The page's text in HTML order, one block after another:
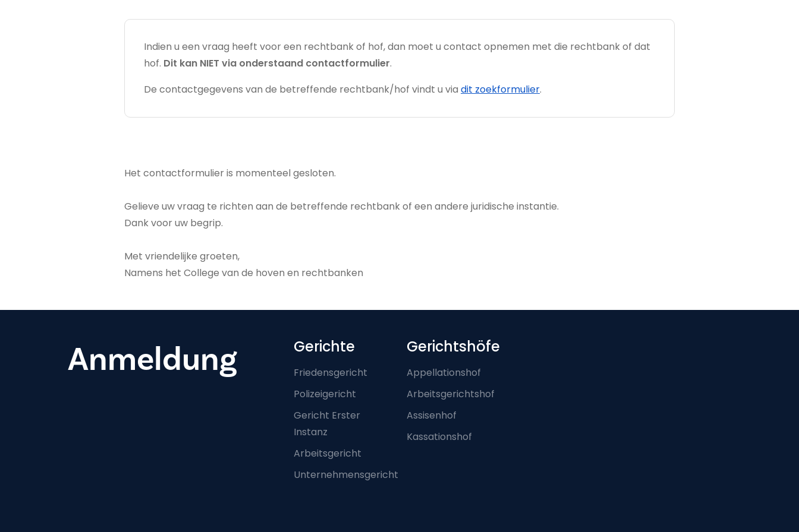
Indien u een vraag heeft voor een rechtbank of hof, dan moet u contact opnemen met die rechtbank of dat
hof. Dit kan NIET via onderstaand contactformulier.
De contactgegevens van de betreffende rechtbank/hof vindt u via dit zoekformulier.
Statusmeldung
Het contactformulier is momenteel gesloten.
Gelieve uw vraag te richten aan de betreffende rechtbank of een andere juridische instantie.
Dank voor uw begrip.
Met vriendelijke groeten,
Namens het College van de hoven en rechtbanken
Anmeldung Footer-menu
Gerichte
Friedensgericht
Polizeigericht
Gericht Erster
Instanz
Arbeitsgericht
Unternehmensgericht
Gerichtshöfe
Appellationshof
Arbeitsgerichtshof
Assisenhof
Kassationshof